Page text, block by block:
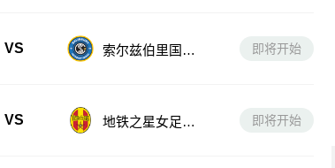
VS
索尔兹伯里国际
即将开始
VS
地铁之星女足后
即将开始